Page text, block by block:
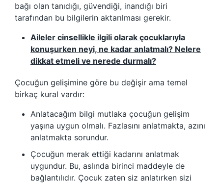
bağı olan tanıdığı, güvendiği, inandığı biri
tarafından bu bilgilerin aktarılması gerekir.
Aileler cinsellikle ilgili olarak çocuklarıyla
konuşurken neyi, ne kadar anlatmalı? Nelere
dikkat etmeli ve nerede durmalı?
Çocuğun gelişimine göre bu değişir ama temel
birkaç kural vardır:
Anlatacağım bilgi mutlaka çocuğun gelişim
yaşına uygun olmalı. Fazlasını anlatmakta, azını
anlatmakta sorundur.
Çocuğun merak ettiği kadarını anlatmak
uygundur. Bu, aslında birinci maddeyle de
bağlantılıdır. Çocuk zaten siz anlatırken sizi